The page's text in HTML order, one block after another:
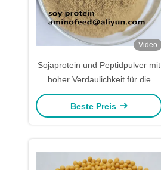
Video
Sojaprotein und Peptidpulver mit
hoher Verdaulichkeit für die
Aquakultur und Tierfutter
Beste Preis